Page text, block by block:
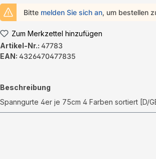
Bitte melden Sie sich an, um bestellen
Zum Merkzettel hinzufügen
Artikel-Nr.: 47783
EAN: 4326470477835
Beschreibung
Spanngurte 4er je 75cm 4 Farben sortiert [D/